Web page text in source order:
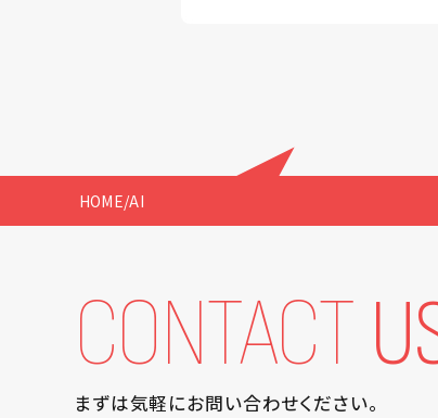
HOME/AI
CONTACT
まずは気軽にお問い合わせください。